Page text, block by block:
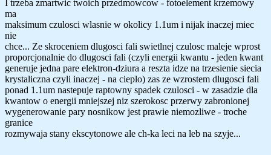
I trzeba zmartwic twoich przedmowcow - fotoelement krzemowy
ma
maksimum czulosci wlasnie w okolicy 1.1um i nijak inaczej miec
nie
chce... Ze skroceniem dlugosci fali swietlnej czulosc maleje wprost
proporcjonalnie do dlugosci fali (czyli energii kwantu - jeden kwant
generuje jedna pare elektron-dziura a reszta idze na trzesienie siecia
krystaliczna czyli inaczej - na cieplo) zas ze wzrostem dlugosci fali
ponad 1.1um nastepuje raptowny spadek czulosci - w zasadzie dla
kwantow o energii mniejszej niz szerokosc przerwy zabronionej
wygenerowanie pary nosnikow jest prawie niemozliwe - troche
granice
rozmywaja stany ekscytonowe ale ch-ka leci na leb na szyje...